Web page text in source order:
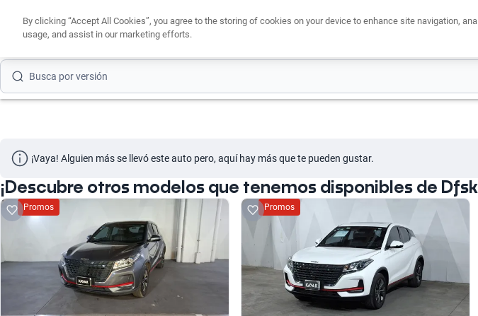
Compra
Busca por versión
Busca por versión
¡Vaya! Alguien más se llevó este auto pero, aquí hay más que te pueden gustar.
¡Descubre otros modelos que tenemos disponibles de
Promos Promos
By clicking “Accept All Cookies”, you agree to the storing of cookies on your device to enhance site navigation,
usage, and assist in our marketing efforts.